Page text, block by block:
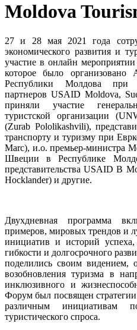
Moldova
27 и 28 мая 2021 года
экономического развития и
участие в онлайн
которое было организовано
Республики Молдова при
партнеров USAID Moldova,
приняли участие
туристской организации
(Zurab Pololikashvili),
транспорту и туризму при
Marc), и.о. премьер-министра
Швеции в Республике
представительства USAID В
Hocklander) и другие.
Двухдневная программа
примеров, мировых трендов и
инициатив и историй
гибкости и долгосрочного
поделились своим видением,
возобновления туризма в
инклюзивного и
Форум был посвящен
различным инициативам
туристического спроса.